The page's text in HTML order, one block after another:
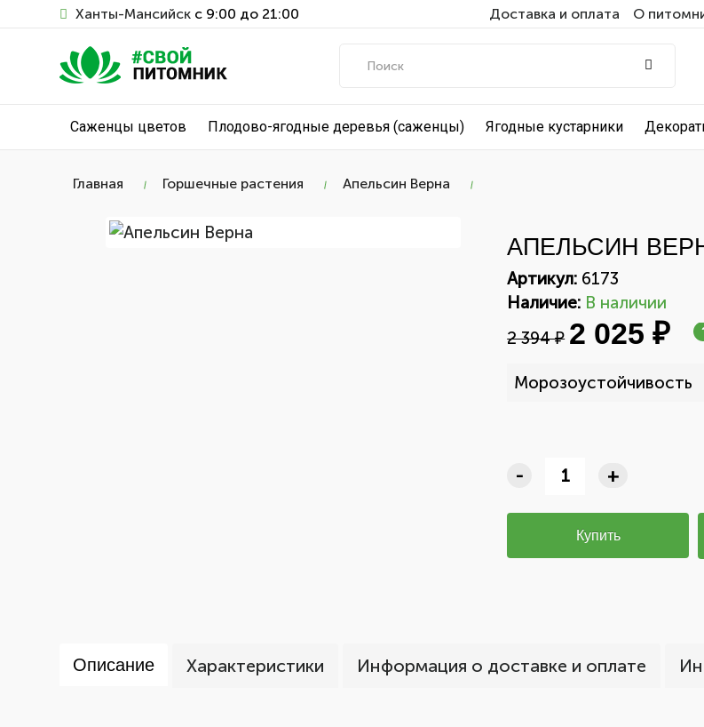
Ханты-Мансийск с 9:00 до 21:00 Доставка и оплата О
Саженцы цветов Плодово-ягодные деревья (саженцы) Ягодные кустарники
Главная Горшечные растения Апельсин Верна
АПЕЛЬСИН
Артикул: 6173
Наличие: В наличии
2 394 ₽ 2 025 ₽
Морозоустойчивость
- +
Купить
Описание Характеристики Информация о доставке и оплате